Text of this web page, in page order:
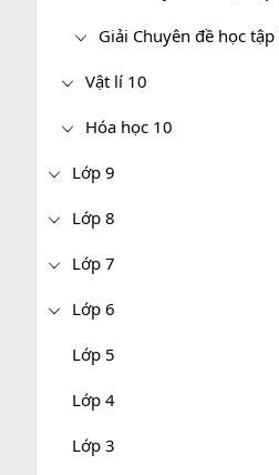
Vật lí 10
Hóa học 10
Lớp 9
Lớp 8
Lớp 7
Lớp 6
Lớp 5
Lớp 4
Lớp 3